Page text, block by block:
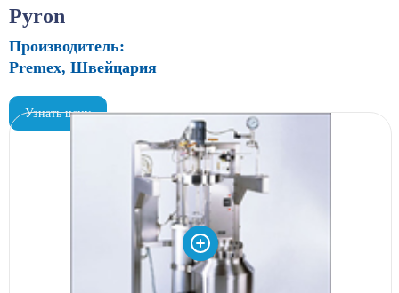
Pyron
Производитель:
Premex, Швейцария
Узнать цену